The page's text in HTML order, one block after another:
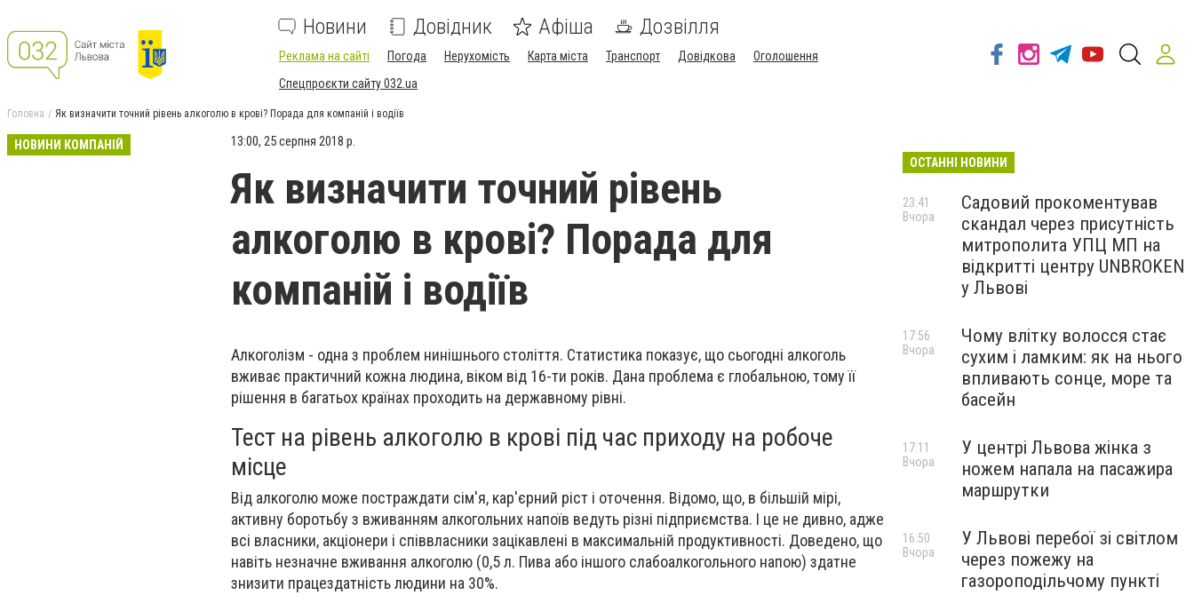
Новини Довідник Афіша Дозвілля
Реклама на сайті Погода Нерухомість Карта міста Транспорт Довідкова
Оголошення
Спецпроєкти сайту 032.ua
Головна Як визначити точний рівень алкоголю в крові? Порада для компаній і водіїв
НОВИНИ КОМПАНІЙ 13:00, 25 серпня 2018 р.
Як визначити точний рівень
алкоголю в крові? Порада для
компаній і водіїв
Алкоголізм - одна з проблем нинішнього століття. Статистика показує, що сьогодні алкоголь
вживає практичний кожна людина, віком від 16-ти років. Дана проблема є глобальною, тому її
рішення в багатьох країнах проходить на державному рівні.
Тест на рівень алкоголю в крові під час приходу на робоче
місце
Від алкоголю може постраждати сім'я, кар'єрний ріст і оточення. Відомо, що, в більшій мірі,
активну боротьбу з вживанням алкогольних напоїв ведуть різні підприємства. І це не дивно, адже
всі власники, акціонери і співвласники зацікавлені в максимальній продуктивності. Доведено, що
навіть незначне вживання алкоголю (0,5 л. Пива або іншого слабоалкогольного напою) здатне
знизити працездатність людини на 30%.
ОСТАННІ НОВИНИ
Садовий прокоментував
скандал через присутність
митрополита УПЦ МП на
відкритті центру UNBROKEN
у Львові
23:41
Вчора
Чому влітку волосся стає
сухим і ламким: як на нього
впливають сонце, море та
басейн
17:56
Вчора
У центрі Львова жінка з
ножем напала на пасажира
маршрутки
17:11
Вчора
У Львові перебої зі світлом
через пожежу на
газороподільчому пункті
16:50
Вчора